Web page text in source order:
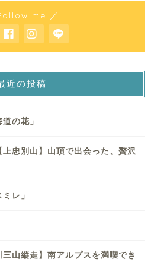
me ／
近の投稿
の花」
忠別山】山頂で出会った、贅沢
レ」
三山縦走】南アルプスを満喫でき